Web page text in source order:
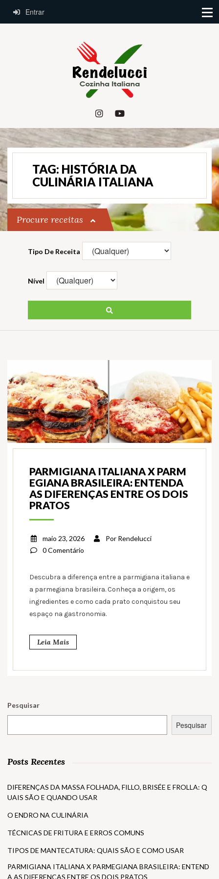
Entrar
TAG: HISTÓRIA DA
CULINÁRIA ITALIANA
Procure receitas
Tipo De Receita
Nível
PARMIGIANA ITALIANA X PARM
EGIANA BRASILEIRA: ENTENDA
AS DIFERENÇAS ENTRE OS DOIS
PRATOS
maio 23, 2026 Por Rendelucci
0 Comentário
Descubra a diferença entre a parmigiana italiana e
a parmegiana brasileira. Conheça a origem, os
ingredientes e como cada prato conquistou seu
espaço na gastronomia.
Leia Mais
Pesquisar
Pesquisar
Posts Recentes
DIFERENÇAS DA MASSA FOLHADA, FILLO, BRISÉE E FROLLA: Q
UAIS SÃO E QUANDO USAR
O ENDRO NA CULINÁRIA
TÉCNICAS DE FRITURA E ERROS COMUNS
TIPOS DE MANTECATURA: QUAIS SÃO E COMO USAR
PARMIGIANA ITALIANA X PARMEGIANA BRASILEIRA: ENTEND
A AS DIFERENÇAS ENTRE OS DOIS PRATOS